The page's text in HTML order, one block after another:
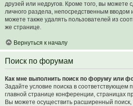
друзей или недругов. Кроме того, вы можете
личного раздела, непосредственным вводом
можете также удалять пользователей из
же странице.
Вернуться к началу
Поиск по форумам
Как мне выполнить поиск по форуму или
Задайте условие поиска в соответствующем
главной странице конференции, страницах
Вы можете осуществить расширенный поиск,